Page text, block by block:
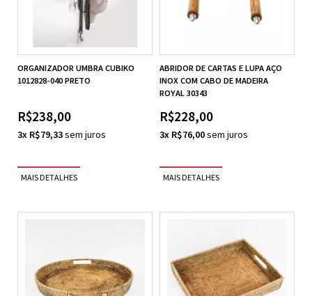
ORGANIZADOR UMBRA CUBIKO
1012828-040 PRETO
R$238,00
3x R$79,33
ABRIDOR DE CARTAS E LUPA AÇO
INOX COM CABO DE MADEIRA
ROYAL 30343
R$228,00
3x R$76,00